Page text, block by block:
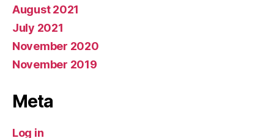
August 2021
July 2021
November 2020
November 2019
Meta
Log in